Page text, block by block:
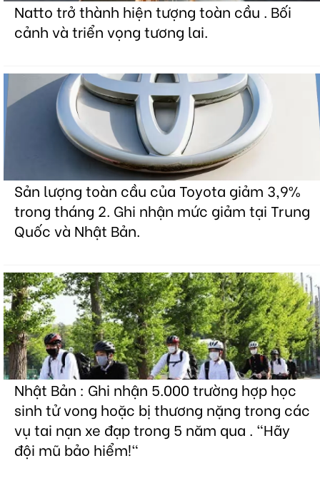
Natto trở thành hiện tượng toàn cầu . Bối
cảnh và triển vọng tương lai.
Sản lượng toàn cầu của Toyota giảm 3,9%
trong tháng 2. Ghi nhận mức giảm tại Trung
Quốc và Nhật Bản.
Nhật Bản : Ghi nhận 5.000 trường hợp học
sinh tử vong hoặc bị thương nặng trong các
vụ tai nạn xe đạp trong 5 năm qua . "Hãy
đội mũ bảo hiểm!"